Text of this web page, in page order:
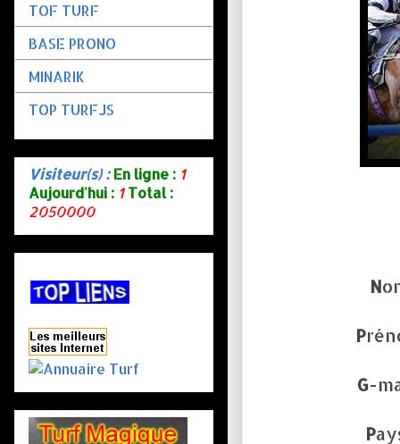
N
P
G-
P
TOF TURF
BASE PRONO
MINARIK
TOP TURFJS
Visiteur(s) : En ligne : 1
Aujourd'hui : 1 Total :
2050000